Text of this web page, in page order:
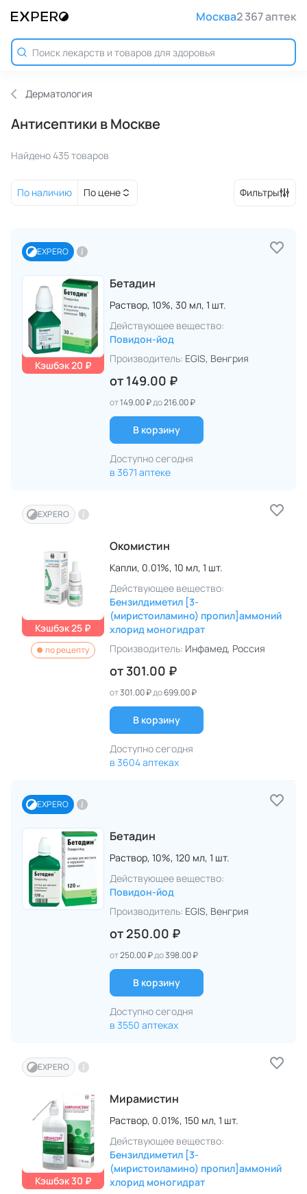
Москва2 367 аптек
Дерматология
Антисептики в Москве
Найдено 435 товаров
По наличию По цене Фильтры
EXPERO
Кэшбэк 20 ₽
Бетадин
Раствор, 10%, 30 мл, 1 шт.
Действующее вещество:
Повидон-йод
Производитель: EGIS, Венгрия
от 149.00 ₽
от149.00 ₽до216.00 ₽
В корзину
Доступно сегодня
в 3671 аптеке
EXPERO
Кэшбэк 25 ₽
по рецепту
Окомистин
Капли, 0.01%, 10 мл, 1 шт.
Действующее вещество:
Бензилдиметил [3-
(миристоиламино) пропил]аммоний
хлорид моногидрат
Производитель: Инфамед, Россия
от 301.00 ₽
от301.00 ₽до699.00 ₽
В корзину
Доступно сегодня
в 3604 аптеках
EXPERO
Бетадин
Раствор, 10%, 120 мл, 1 шт.
Действующее вещество:
Повидон-йод
Производитель: EGIS, Венгрия
от 250.00 ₽
от250.00 ₽до398.00 ₽
В корзину
Доступно сегодня
в 3550 аптеках
EXPERO
Кэшбэк 30 ₽
Мирамистин
Раствор, 0.01%, 150 мл, 1 шт.
Действующее вещество:
Бензилдиметил [3-
(миристоиламино) пропил]аммоний
хлорид моногидрат